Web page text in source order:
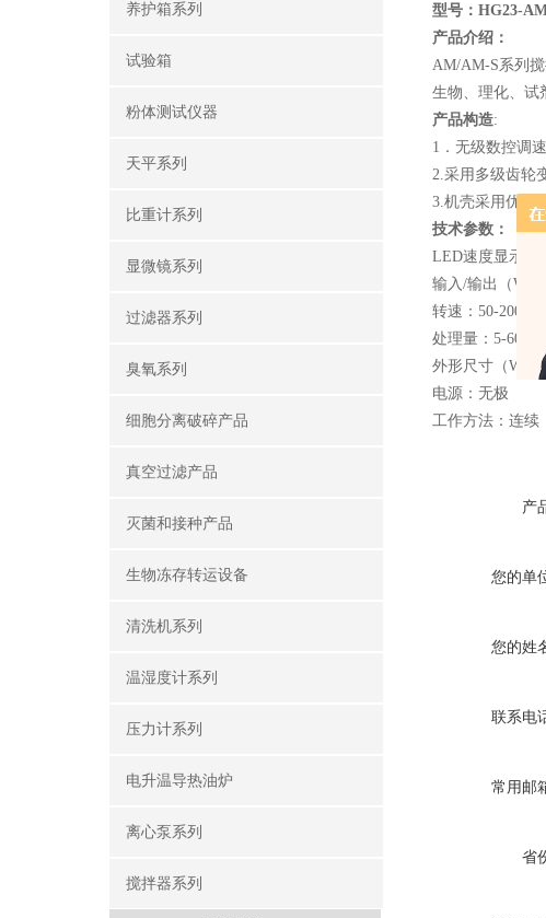
养护箱系列
试验箱
粉体测试仪器
天平系列
比重计系列
显微镜系列
过滤器系列
臭氧系列
细胞分离破碎产品
真空过滤产品
灭菌和接种产品
生物冻存转运设备
清洗机系列
温湿度计系列
压力计系列
电升温导热油炉
离心泵系列
搅拌器系列
型号：HG23-
产品介绍：
AM/AM-S系列
生物、理化、试
产品构造:
1．无级数控调
2.采用多级齿轮
3.机壳采用优质
技术参数：
LED速度显示精
输入/输出（
转速：50-2000r/
处理量：5-60Ｌ
外形尺寸（W＊
电源：
工作方法：连续
产
您的单
您的姓
联系电
常用邮
省